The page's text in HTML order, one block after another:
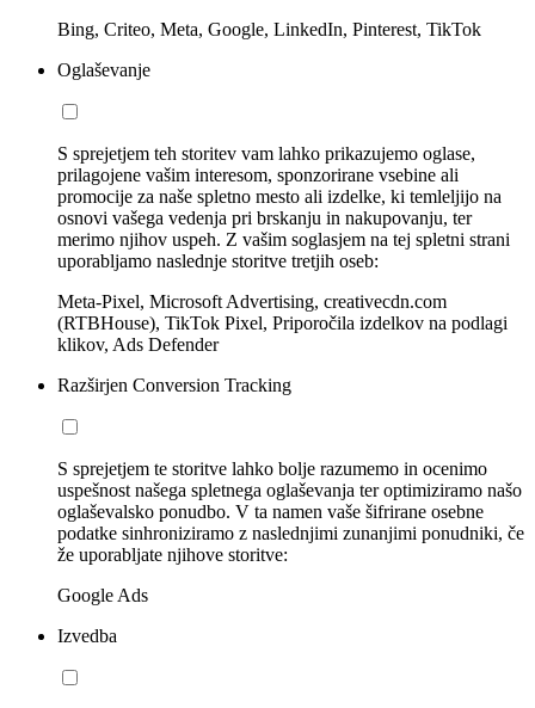
Bing, Criteo, Meta, Google, LinkedIn, Pinterest, TikTok
Oglaševanje
S sprejetjem teh storitev vam lahko prikazujemo oglase,
prilagojene vašim interesom, sponzorirane vsebine ali
promocije za naše spletno mesto ali izdelke, ki temleljijo na
osnovi vašega vedenja pri brskanju in nakupovanju, ter
merimo njihov uspeh. Z vašim soglasjem na tej spletni strani
uporabljamo naslednje storitve tretjih oseb:
Meta-Pixel, Microsoft Advertising, creativecdn.com
(RTBHouse), TikTok Pixel, Priporočila izdelkov na podlagi
klikov, Ads Defender
Razširjen Conversion Tracking
S sprejetjem te storitve lahko bolje razumemo in ocenimo
uspešnost našega spletnega oglaševanja ter optimiziramo našo
oglaševalsko ponudbo. V ta namen vaše šifrirane osebne
podatke sinhroniziramo z naslednjimi zunanjimi ponudniki, če
že uporabljate njihove storitve:
Google Ads
Izvedba